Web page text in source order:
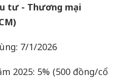
tư - Thương mại
7/1/2026
2025: 5% (500 đồng/cổ